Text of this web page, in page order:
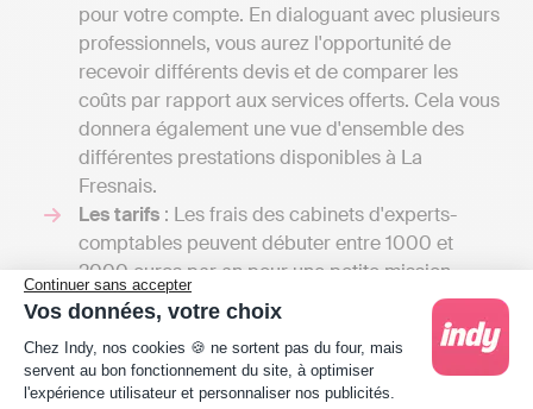
Continuer sans accepter
Vos données, votre choix
Plateforme de Gestion du Consentement :
Chez Indy, nos cookies 🍪 ne sortent pas du four, mais
servent au bon fonctionnement du site, à optimiser
l'expérience utilisateur et personnaliser nos publicités.
pour votre compte. En dialoguant avec plusieurs
professionnels, vous aurez l'opportunité de
recevoir différents devis et de comparer les
coûts par rapport aux services offerts. Cela vous
donnera également une vue d'ensemble des
différentes prestations disponibles à La
Fresnais.
Les tarifs : Les frais des cabinets d'experts-
comptables peuvent débuter entre 1000 et
2000 euros par an pour une petite mission
confiée à un comptable indépendant et
atteindre plusieurs milliers d'euros si votre
entreprise nécessite une comptabilité plus
complexe, incluant la gestion de la paie ou